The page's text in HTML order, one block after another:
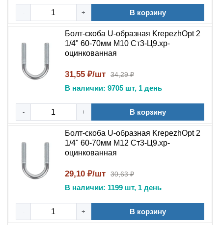
- + В корзину
Болт-скоба U-образная KrepezhOpt 2
1/4" 60-70мм M10 Ст3-Ц9.хр-
оцинкованная
31,55 ₽/шт 34,29 ₽
В наличии: 9705 шт, 1 день
- + В корзину
Болт-скоба U-образная KrepezhOpt 2
1/4" 60-70мм M12 Ст3-Ц9.хр-
оцинкованная
29,10 ₽/шт 30,63 ₽
В наличии: 1199 шт, 1 день
- + В корзину